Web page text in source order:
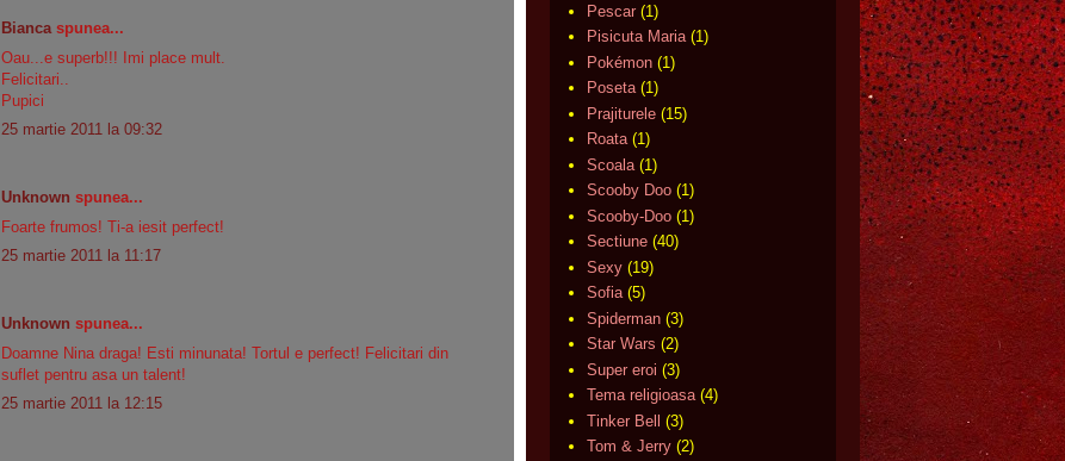
Biancaspunea...
Oau...e superb!!! Imi place mult.
Felicitari..
Pupici
25 martie 2011 la 09:32
Unknown spunea...
Foarte frumos! Ti-a iesit perfect!
25 martie 2011 la 11:17
Unknown spunea...
Doamne Nina draga! Esti minunata! Tortul e perfect! Felicitari din
suflet pentru asa un talent!
25 martie 2011 la 12:15
Pescar (1)
Pisicuta Maria (1)
Pokémon (1)
Poseta (1)
Prajiturele (15)
Roata (1)
Scoala (1)
Scooby Doo (1)
Scooby-Doo (1)
Sectiune (40)
Sexy (19)
Sofia (5)
Spiderman (3)
Star Wars (2)
Super eroi (3)
Tema religioasa (4)
Tinker Bell
(3)
Tom & Jerry (2)